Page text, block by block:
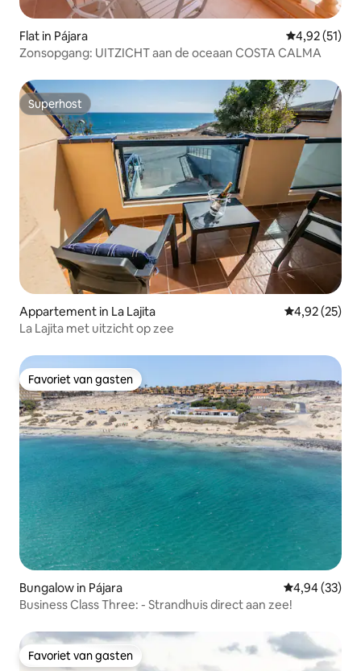
Flat in Pájara Gemiddelde
4,92 (51)
Zonsopgang: UITZICHT aan de oceaan COSTA CALMA
Superhost
Superhost
Appartement in La Lajita Gemiddelde
4,92 (25)
La Lajita met uitzicht op zee
Favoriet van gasten
Favoriet van gasten
Bungalow in Pájara Gemiddelde
4,94 (33)
Business Class Three: - Strandhuis direct aan zee!
Favoriet van gasten
Favoriet van gasten